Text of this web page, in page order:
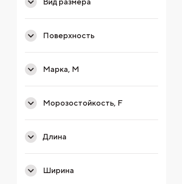
Поверхность
Марка, М
Морозостойкость, F
Длина
Ширина